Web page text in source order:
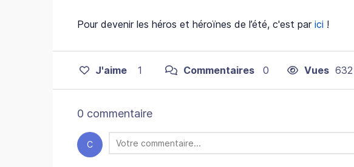
Pour devenir les héros et héroïnes de l’été, c'est par ici !
J'aime 1 Commentaires 0 Vues 632
0 commentaire
C